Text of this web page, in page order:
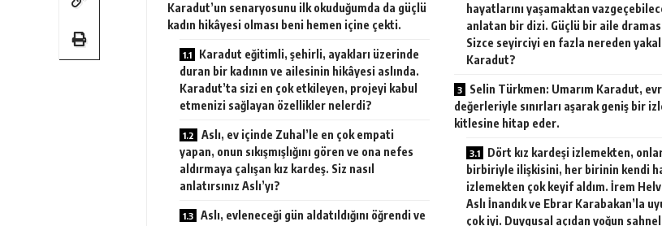
Karadut’un senaryosunu ilk okuduğumda da güçlü
kadın hikâyesi olması beni hemen içine çekti.
Karadut eğitimli, şehirli, ayakları üzerinde
duran bir kadının ve ailesinin hikâyesi aslında.
Karadut’ta sizi en çok etkileyen, projeyi kabul
etmenizi sağlayan özellikler nelerdi?
Aslı, ev içinde Zuhal’le en çok empati
yapan, onun sıkışmışlığını gören ve ona nefes
aldırmaya çalışan kız kardeş. Siz nasıl
anlatırsınız Aslı’yı?
Aslı, evleneceği gün aldatıldığını öğrendi ve
hayatlarını yaşamaktan
anlatan bir dizi. Güçlü bir aile
Sizce seyirciyi en fazla nereden
Karadut?
Selin Türkmen: Umarım Karadut,
değerleriyle sınırları aşarak geniş bir
kitlesine hitap eder.
Dört kız kardeşi izlemekten,
birbiriyle ilişkisini, her birinin kendi
izlemekten çok keyif aldım. İrem
Aslı İnandık ve Ebrar Karabakan’la
çok iyi. Duygusal açıdan yoğun